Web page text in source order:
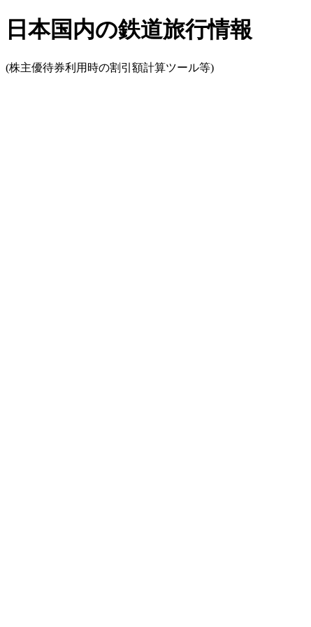
日本国内の鉄道旅行情報
(株主優待券利用時の割引額計算ツール等)